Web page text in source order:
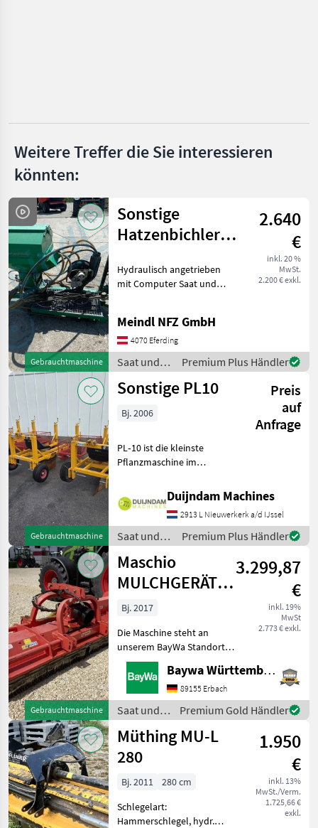
Ino
anzeigen
MARKTPLATZ
Marktplatz Händlerangebote
Weitere Treffer die Sie interessieren
könnten:
Gebrauchtmaschine
Sonstige
Hatzenbichler
2.640
€
inkl. 20 %
MwSt.
2.200 € exkl.
Hydraulisch angetrieben
mit Computer Saat und
Meindl NFZ GmbH
4070 Eferding
Saat und
Pflege /
Sonstige
Premium Plus Händler
Gebrauchtmaschine
Sonstige PL10
Preis
auf
Anfrage
Bj. 2006
PL‑10 ist die kleinste
Pflanzmaschine im
entwickelt zum Pflanzen
von Unterlagen,
Jungpflanzen, Koniferen
und ähnlichen
PflanztypenMit Drei
Duijndam Machines
2913 L Nieuwerkerk a/d IJssel
Saat und
Pflege /
Sonstige
Premium Plus Händler
Gebrauchtmaschine
Maschio
MULCHGERÄT
BISONTE 280
"AB"
3.299,87
€
inkl. 19%
MwSt
2.773 € exkl.
Bj. 2017
Die Maschine steht an
unserem BayWa Standort in
DE-73527 Herlikofen.Gerne
steht Ihnen Herr Rössler
unter Tel.: 0151 1610 3908
für Ihre Anfrage zur
Verfügung!Maschio
Baywa Württemberg
89155 Erbach
Saat und
Pflege /
Maschio
Premium Gold Händler
Müthing MU-L
280
1.950
€
inkl. 13%
MwSt./Verm.
1.725,66 €
exkl.
Bj. 2011
280 cm
Schlegelart:
Hammerschlegel, hydr.